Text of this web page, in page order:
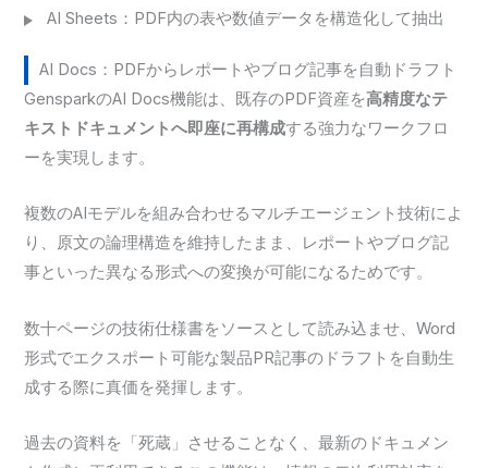
AI Sheets：PDF内の表や数値データを構造化して抽出
AI Docs：PDFからレポートやブログ記事を自動ドラフト
GensparkのAI Docs機能は、既存のPDF資産を高精度なテ
キストドキュメントへ即座に再構成する強力なワークフロ
ーを実現します。
複数のAIモデルを組み合わせるマルチエージェント技術によ
り、原文の論理構造を維持したまま、レポートやブログ記
事といった異なる形式への変換が可能になるためです。
数十ページの技術仕様書をソースとして読み込ませ、Word
形式でエクスポート可能な製品PR記事のドラフトを自動生
成する際に真価を発揮します。
過去の資料を「死蔵」させることなく、最新のドキュメン